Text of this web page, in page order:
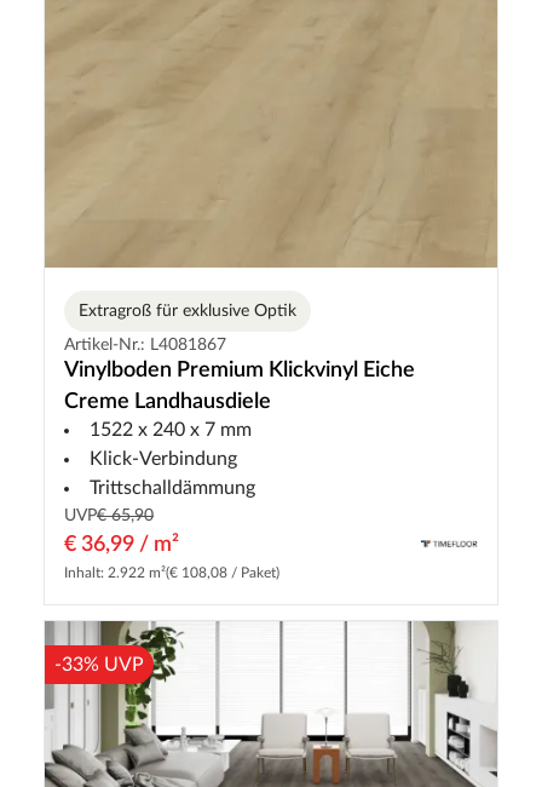
Extragroß für exklusive Optik
Artikel-Nr.: L4081867
Vinylboden Premium Klickvinyl Eiche
Creme Landhausdiele
1522 x 240 x 7 mm
Klick-Verbindung
Trittschalldämmung
UVP€ 65,90
€ 36,99 / m²
Inhalt: 2.922 m²(€ 108,08 / Paket)
-33% UVP